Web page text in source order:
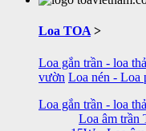
Loa TOA >
Loa gắn trần - loa
vườn Loa nén - Loa
Loa gắn trần - loa
Loa âm trần